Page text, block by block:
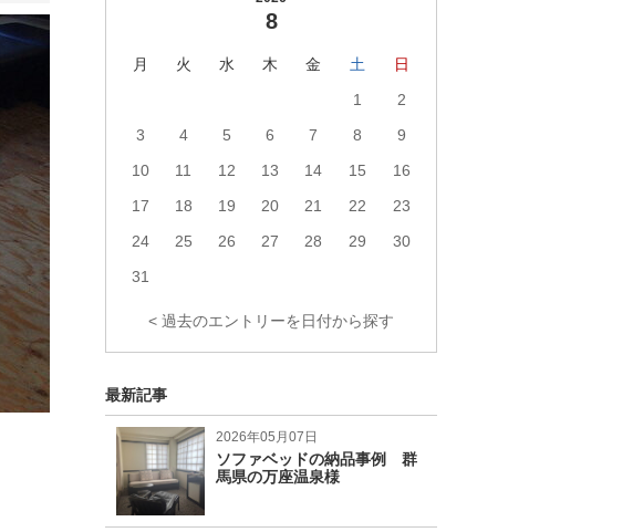
8
月 火 水 木 金 土
日
1
2
3
4 5 6 7 8
9
10
11 12 13 14 15
16
17
18 19 20 21 22
23
24
25 26 27 28 29
30
31
< 過去のエントリーを日付から探す
最新記事
2026年05月07日
ソファベッドの納品事例 群
馬県の万座温泉様